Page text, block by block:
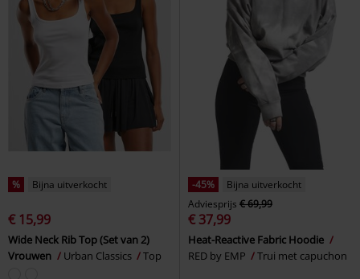
% Bijna uitverkocht
€ 15,99
Wide Neck Rib Top (Set van 2)
Vrouwen
Urban Classics Top
-45%
Bijna uitverkocht
Adviesprijs € 69,99
€ 37,99
Heat-Reactive Fabric Hoodie
RED by EMP
Trui met capuchon